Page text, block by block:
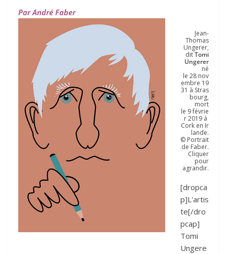
Par André Faber
Jean-
Thomas
Ungerer,
ditTomi
Ungerer
né
le 28 nov
embre 19
31 à Stras
bourg,
mort
le 9 févrie
r 2019 à
Cork en Ir
lande.
© Portrait
de Faber.
Cliquer
pour
agrandir.
[dropca
p]L'artis
te[/dro
pcap]
Tomi
Ungere